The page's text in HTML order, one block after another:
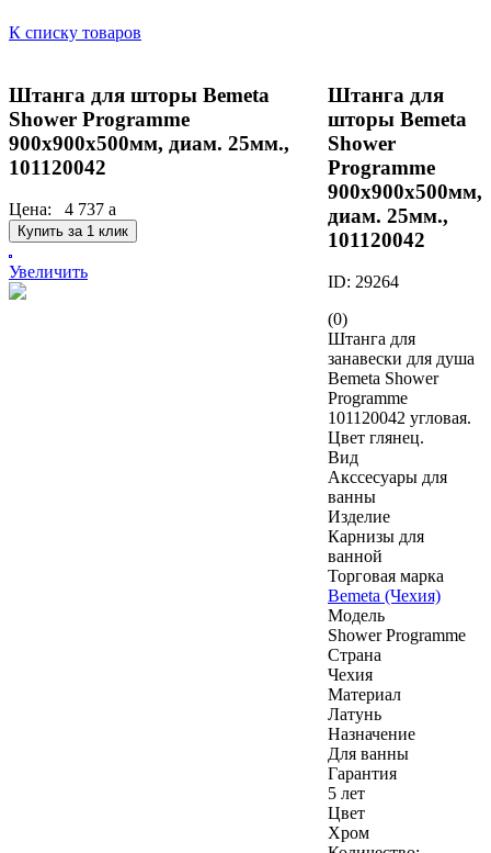
К списку товаров
Штанга для шторы Bemeta
Shower Programme
900x900x500мм, диам. 25мм.,
101120042
Цена: 4 737 a
Купить за 1 клик
Увеличить
Штанга для
шторы Bemeta
Shower
Programme
900x900x500мм,
диам. 25мм.,
101120042
ID: 29264
(0)
Штанга для
занавески для душа
Bemeta Shower
Programme
101120042 угловая.
Цвет глянец.
Вид
Акссесуары для
ванны
Изделие
Карнизы для
ванной
Торговая марка
Bemeta (Чехия)
Модель
Shower Programme
Страна
Чехия
Материал
Латунь
Назначение
Для ванны
Гарантия
5 лет
Цвет
Хром